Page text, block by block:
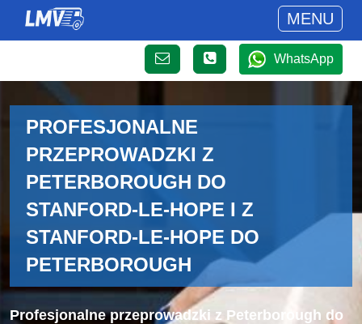
MENU
WhatsApp
PROFESJONALNE
PRZEPROWADZKI Z
PETERBOROUGH DO
STANFORD-LE-HOPE I Z
STANFORD-LE-HOPE DO
PETERBOROUGH
Profesjonalne przeprowadzki z Peterborough do